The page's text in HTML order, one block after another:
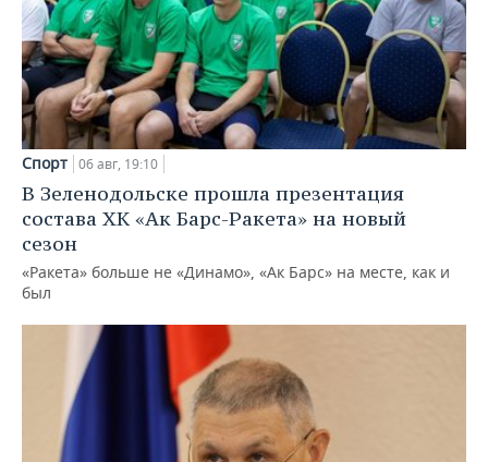
Спорт 06 авг, 19:10
В Зеленодольске прошла презентация
состава ХК «Ак Барс-Ракета» на новый
сезон
«Ракета» больше не «Динамо», «Ак Барс» на месте, как и
был